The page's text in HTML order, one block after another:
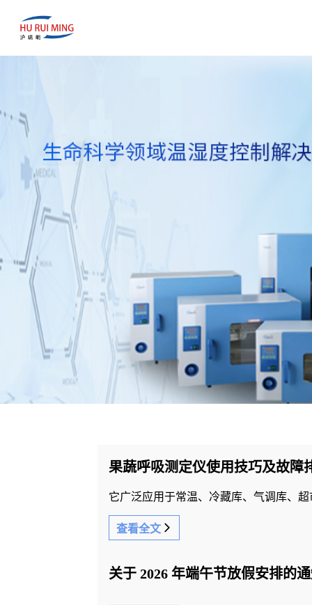
果蔬呼吸测定仪使用技巧及故障
查看全文
关于 2026 年端午节放假安排的